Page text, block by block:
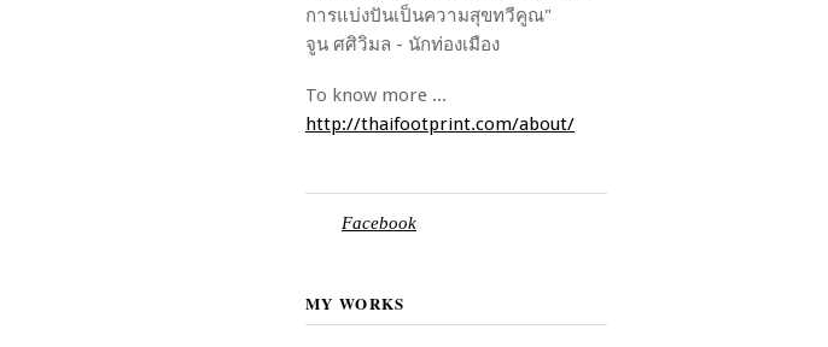
การแบ่งปันเป็นความสุขทวีคูณ"
จูน ศศิวิมล - นักท่องเมือง
To know more ...
http://thaifootprint.com/about/
Facebook
MY WORKS